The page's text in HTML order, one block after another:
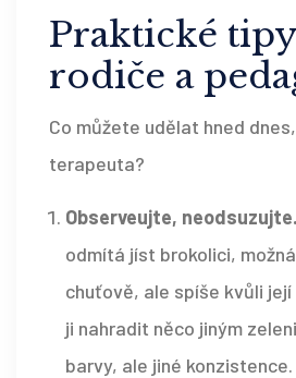
Praktické
rodiče a
Co můžete udělat hned
terapeuta?
Observeujte, neodsuzujte.
odmítá jíst brokolici,
chuťově, ale spíše kvůli
ji nahradit něco jiným
barvy, ale jiné konzistence.